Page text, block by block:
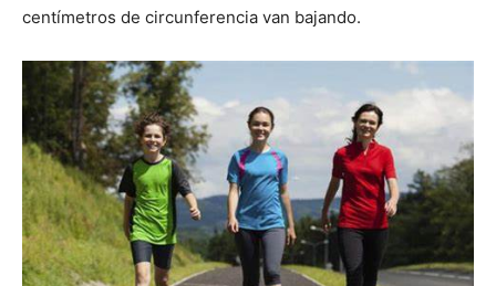
centímetros de circunferencia van bajando.